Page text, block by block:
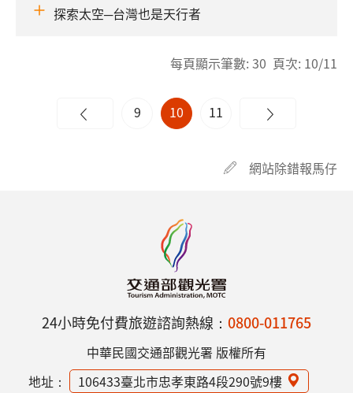
探索太空─台灣也是天行者
每頁顯示筆數: 30 頁次: 10/11
9 10 11
網站除錯報馬仔
24小時免付費旅遊諮詢熱線： 0800-011765
中華民國交通部觀光署 版權所有
地址：
106433臺北市忠孝東路4段290號9樓